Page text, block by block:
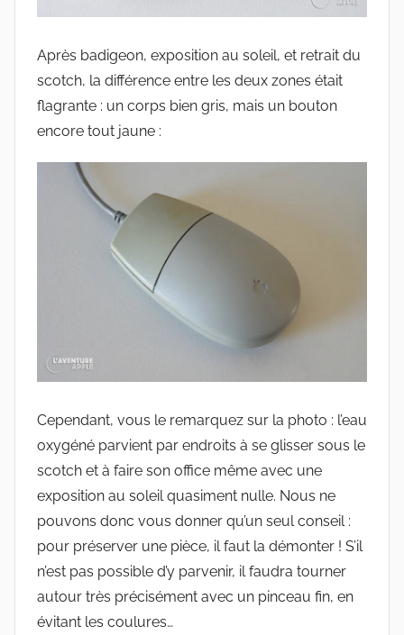
Après badigeon, exposition au soleil, et retrait du
scotch, la différence entre les deux zones était
flagrante : un corps bien gris, mais un bouton
encore tout jaune :
Cependant, vous le remarquez sur la photo : l’eau
oxygéné parvient par endroits à se glisser sous le
scotch et à faire son office même avec une
exposition au soleil quasiment nulle. Nous ne
pouvons donc vous donner qu’un seul conseil :
pour préserver une pièce, il faut la démonter ! S’il
n’est pas possible d’y parvenir, il faudra tourner
autour très précisément avec un pinceau fin, en
évitant les coulures…